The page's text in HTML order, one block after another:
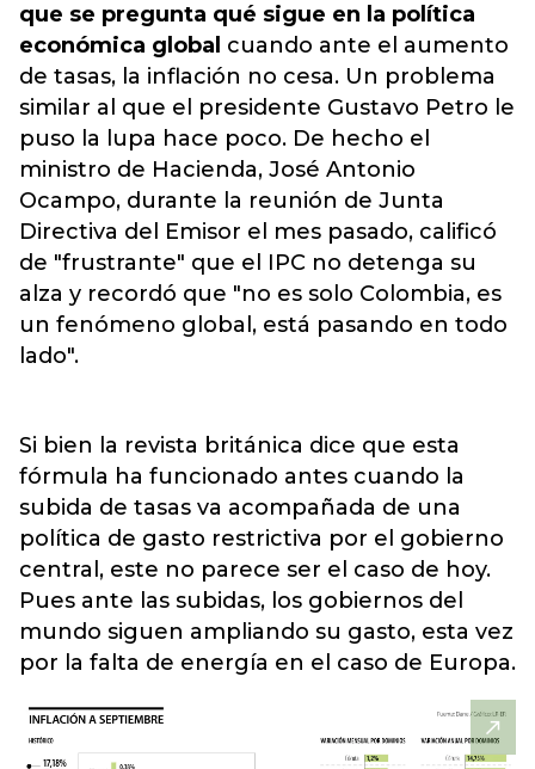
que se pregunta qué sigue en la política
económica global cuando ante el aumento
de tasas, la inflación no cesa. Un problema
similar al que el presidente Gustavo Petro le
puso la lupa hace poco. De hecho el
ministro de Hacienda, José Antonio
Ocampo, durante la reunión de Junta
Directiva del Emisor el mes pasado, calificó
de "frustrante" que el IPC no detenga su
alza y recordó que "no es solo Colombia, es
un fenómeno global, está pasando en todo
lado".
Si bien la revista británica dice que esta
fórmula ha funcionado antes cuando la
subida de tasas va acompañada de una
política de gasto restrictiva por el gobierno
central, este no parece ser el caso de hoy.
Pues ante las subidas, los gobiernos del
mundo siguen ampliando su gasto, esta vez
por la falta de energía en el caso de Europa.